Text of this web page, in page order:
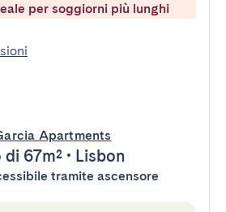
per soggiorni più lunghi
Apartments
di 67m² • Lisbon
tramite ascensore